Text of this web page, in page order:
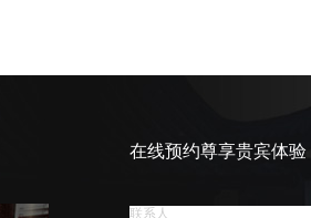
在线预约尊享贵宾体验